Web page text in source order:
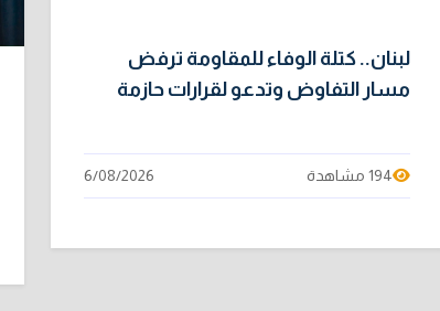
لبنان.. كتلة الوفاء للمقاومة ترفض
مسار التفاوض وتدعو لقرارات حازمة
194 مشاهدة 6/08/2026